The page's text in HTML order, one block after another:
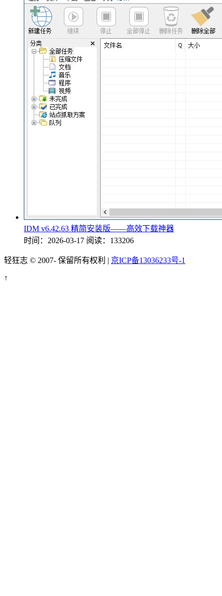
IDM v6.42.63 精简安装版——高效下载神器
时间：2026-03-17 阅读：133206
轻狂志 © 2007- 保留所有权利 | 京ICP备13036233号-1
↑